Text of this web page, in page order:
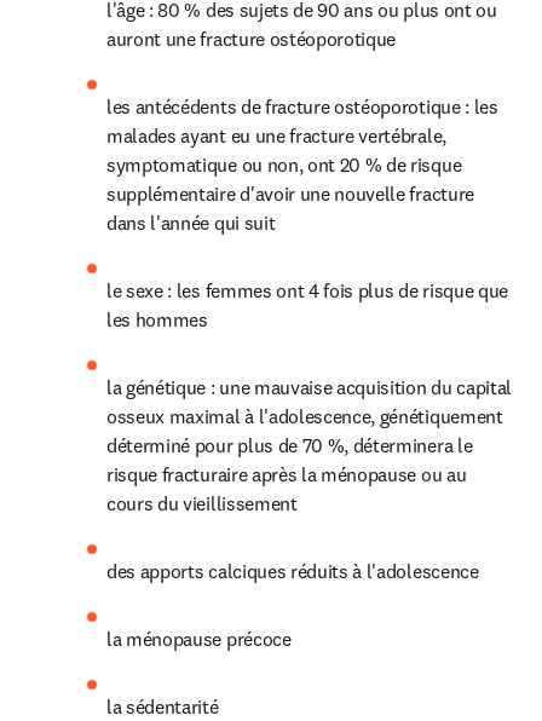
l'âge : 80 % des sujets de 90 ans ou plus ont ou
auront une fracture ostéoporotique
les antécédents de fracture ostéoporotique : les
malades ayant eu une fracture vertébrale,
symptomatique ou non, ont 20 % de risque
supplémentaire d'avoir une nouvelle fracture
dans l'année qui suit
le sexe : les femmes ont 4 fois plus de risque que
les hommes
la génétique : une mauvaise acquisition du capital
osseux maximal à l'adolescence, génétiquement
déterminé pour plus de 70 %, déterminera le
risque fracturaire après la ménopause ou au
cours du vieillissement
des apports calciques réduits à l'adolescence
la ménopause précoce
la sédentarité